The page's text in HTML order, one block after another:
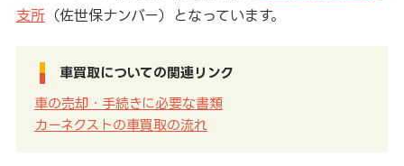
支所（佐世保ナンバー）となっています。
車買取についての関連リンク
車の売却・手続きに必要な書類
カーネクストの車買取の流れ